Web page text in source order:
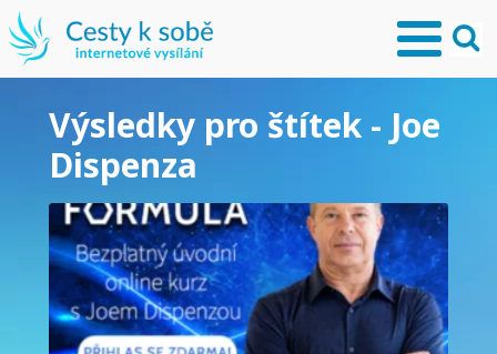
Výsledky pro štítek - Joe
Dispenza